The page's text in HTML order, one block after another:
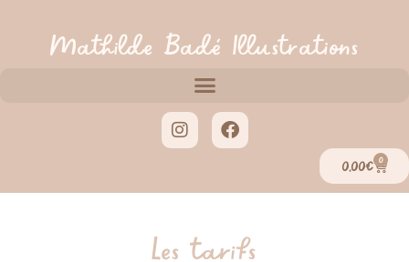
Mathilde Badé Illustrations
0,00€
0
Les tarifs